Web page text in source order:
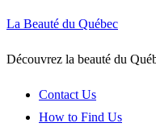
La Beauté du Québec
Découvrez la beauté du
Contact Us
How to Find Us